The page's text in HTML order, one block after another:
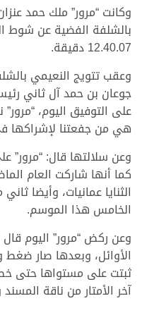
وكانت “مرور” ملك حمد
بالشلفة الفضية عن شوط
12.40.07 دقيقة.
وعقب تتويج النعيمي
جوعان بن حمد آل ثاني
على التوفيق اليوم،
هي من جفعتنا لإشراكها
وعن سلالتها قال: “مرور”
كما أنها شاركت العام
الثنايا عمانيات، وأيضا
الخامس هذا الموسم.
وعن ركض “مرور” اليوم
الأوائل، وبعدها صار
ثبتت على مستواها حتى
آخر الأمتار من ناقة